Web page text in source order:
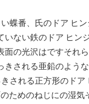
蝶番、氏のドア ヒ
いない鉄のドア ヒン
面の光沢はですそれ
きされる亜鉛のよう
される正方形のドア
ためのねじにの湿